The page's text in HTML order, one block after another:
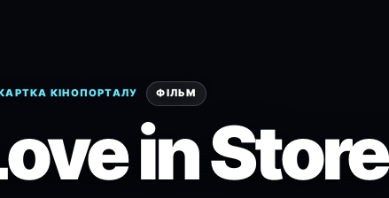
КІНОПОРТАЛУ ФІЛЬМ
in Store